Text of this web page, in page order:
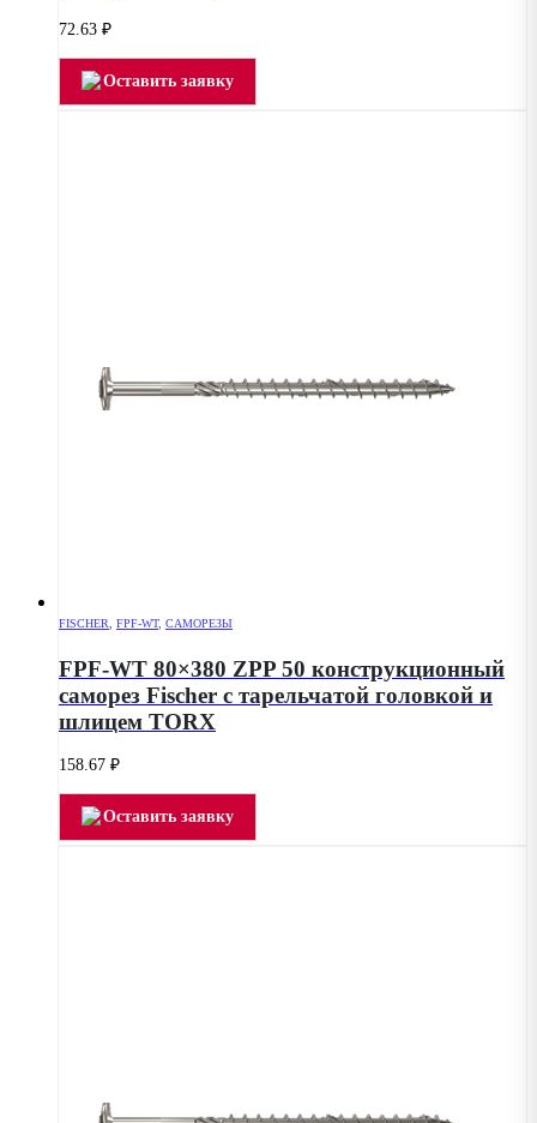
72.63 ₽
Оставить заявку
FISCHER FPF-WT, САМОРЕЗЫ
FPF-WT 80×380 ZPP 50 конструкционный
саморез Fischer с тарельчатой головкой и
шлицем TORX
158.67 ₽
Оставить заявку